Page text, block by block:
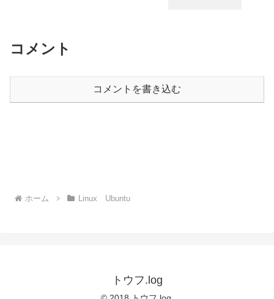
コメント
コメントを書き込む
ホーム Linux Ubuntu
トウフ.log